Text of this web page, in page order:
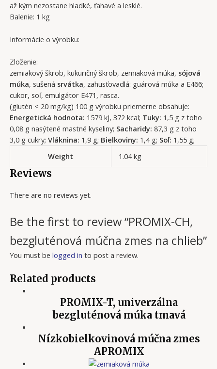
až kým nezostane hladké, ťahavé a lesklé.
Balenie: 1 kg
Informácie o výrobku:
Zloženie:
zemiakový škrob, kukuričný škrob, zemiaková múka, sójová
múka, sušená srvátka, zahusťovadlá: guárová múka a E466;
cukor, soľ, emulgátor E471, rasca.
(glutén < 20 mg/kg) 100 g výrobku priemerne obsahuje:
Energetická hodnota: 1579 kJ, 372 kcal; Tuky: 1,5 g z toho
0,08 g nasýtené mastné kyseliny; Sacharidy: 87,3 g z toho
3,0 g cukry; Vláknina: 1,9 g; Bielkoviny: 1,4 g; Soľ: 1,55 g;
Weight
1.04 kg
Reviews
There are no reviews yet.
Be the first to review “PROMIX-CH,
bezgluténová múčna zmes na chlieb”
You must be logged in to post a review.
Related products
PROMIX-T, univerzálna
bezgluténová múka tmavá
Nízkobielkovinová múčna zmes
APROMIX